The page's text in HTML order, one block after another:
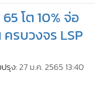
โต 10% จ่อ
รบวงจร LSP
รุง: 27 ม.ค. 2565 13:40